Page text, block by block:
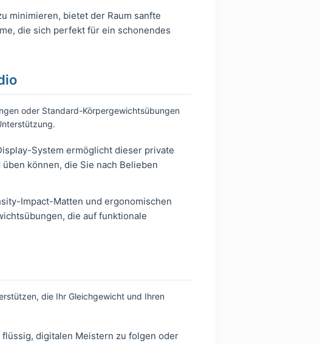
minimieren, bietet der Raum sanfte
die sich perfekt für ein schonendes
oder Standard-Körpergewichtsübungen
System ermöglicht dieser private
können, die Sie nach Belieben
Impact-Matten und ergonomischen
die auf funktionale
die Ihr Gleichgewicht und Ihren
digitalen Meistern zu folgen oder